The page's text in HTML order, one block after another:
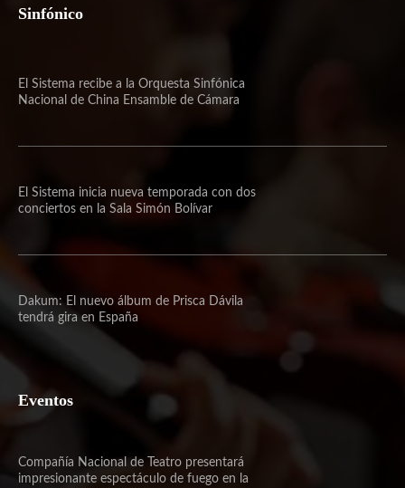
Sinfónico
El Sistema recibe a la Orquesta Sinfónica
Nacional de China Ensamble de Cámara
El Sistema inicia nueva temporada con dos
conciertos en la Sala Simón Bolívar
Dakum: El nuevo álbum de Prisca Dávila
tendrá gira en España
Eventos
Compañía Nacional de Teatro presentará
impresionante espectáculo de fuego en la